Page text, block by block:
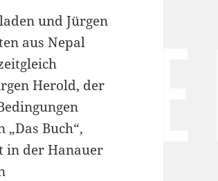
und Jürgen
aus Nepal
Herold, der
Buch“,
in der Hanauer